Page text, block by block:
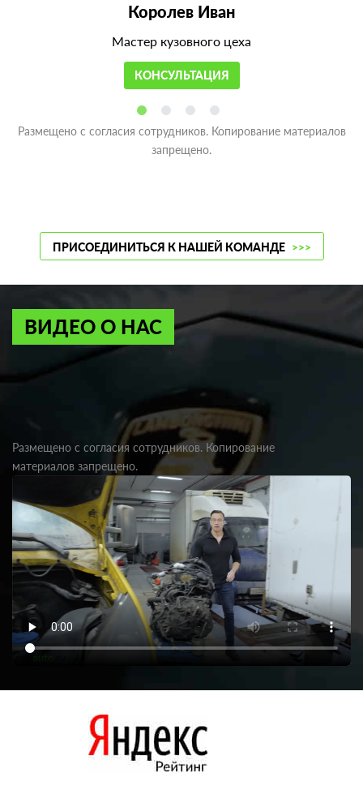
Королев Иван
Мастер кузовного цеха
КОНСУЛЬТАЦИЯ
Размещено с согласия сотрудников. Копирование материалов
запрещено.
ПРИСОЕДИНИТЬСЯ К НАШЕЙ КОМАНДЕ >>>
ВИДЕО О НАС
Размещено с согласия сотрудников. Копирование
материалов запрещено.